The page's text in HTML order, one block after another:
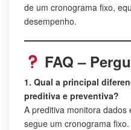
de um cronograma fixo,
desempenho.
FAQ –
1. Qual a principal
preditiva e preventiva?
A preditiva monitora dados
segue um cronograma fixo.